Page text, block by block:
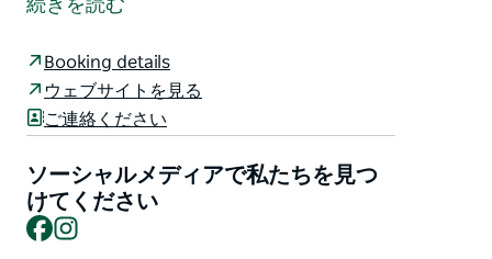
ェンは、贅沢なお食事、結婚式、特別なイベントなど、
囲まれ、牧場直送の食材を使った本格的なダイニング体
験をご提供するこのレストランは、素晴らしい料理と息
を呑むような景色が完璧に融合しています。ソーテルか
ロケーションは、オーストラリア東海岸で必ず訪れたい
場所です。
続きを読む
Booking details
ウェブサイトを見る
ご連絡ください
ソーシャルメディアで私たちを見つ
けてください
Facebook